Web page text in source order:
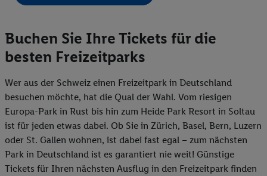
Buchen Sie Ihre Tickets für die
besten Freizeitparks
Wer aus der Schweiz einen Freizeitpark in Deutschland
besuchen möchte, hat die Qual der Wahl. Vom riesigen
Europa-Park in Rust bis hin zum Heide Park Resort in Soltau
ist für jeden etwas dabei. Ob Sie in Zürich, Basel, Bern, Luzern
oder St. Gallen wohnen, ist dabei fast egal – zum nächsten
Park in Deutschland ist es garantiert nie weit! Günstige
Tickets für Ihren nächsten Ausflug in den Freizeitpark finden